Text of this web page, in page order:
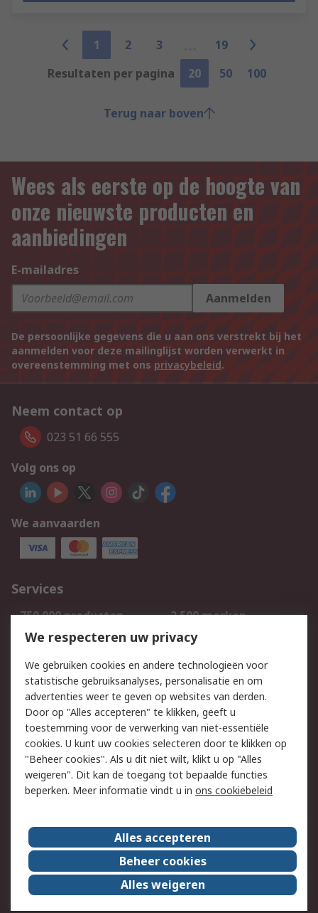
1 2 3
19
Resultaten per pagina
20 50 100
Terug naar boven
Wees als eerste op de hoogte van
onze nieuwste producten en
aanbiedingen
E-mailadres
Aanmelden
De persoonlijke gegevens die u aan ons verstrekt bij het
aanmelden voor deze mailinglijst worden verwerkt in
overeenstemming met ons privacybeleid.
Neem contact op
023 51 66 555
Volg ons op
We aanvaarden
Services
750.000 producten
2.500 merken
Bestellen
Inkoopoplossingen
Track & Trace
Wettelijk
Cookiebeleid
Email veiligheid
Privacybeleid
Websitevoorwaarden
Algemene
verkoopvoorwaarden
Over RS
RS Group
Over ons
RS wereldwijd
Werken bij RS
ESG
We respecteren uw privacy
We gebruiken cookies en andere technologieën voor
statistische gebruiksanalyses, personalisatie en om
advertenties weer te geven op websites van derden.
Door op "Alles accepteren" te klikken, geeft u
toestemming voor de verwerking van niet-essentiële
cookies. U kunt uw cookies selecteren door te klikken op
"Beheer cookies". Als u dit niet wilt, klikt u op "Alles
weigeren". Dit kan de toegang tot bepaalde functies
beperken. Meer informatie vindt u in ons cookiebeleid
Alles accepteren
Beheer cookies
Alles weigeren